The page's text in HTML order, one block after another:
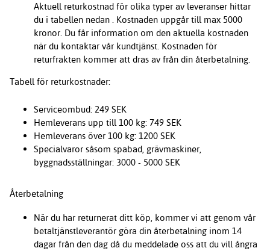
Aktuell returkostnad för olika typer av leveranser hittar
du i tabellen nedan . Kostnaden uppgår till max 5000
kronor. Du får information om den aktuella kostnaden
när du kontaktar vår kundtjänst. Kostnaden för
returfrakten kommer att dras av från din återbetalning.
Tabell för returkostnader:
Serviceombud: 249 SEK
Hemleverans upp till 100 kg: 749 SEK
Hemleverans över 100 kg: 1200 SEK
Specialvaror såsom spabad, grävmaskiner,
byggnadsställningar: 3000 - 5000 SEK
Återbetalning
När du har returnerat ditt köp, kommer vi att genom vår
betaltjänstleverantör göra din återbetalning inom 14
dagar från den dag då du meddelade oss att du vill ångra